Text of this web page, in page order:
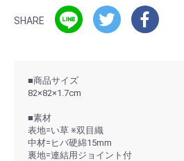
SHARE
■商品サイズ
82×82×1.7cm
■素材
表地=い草 ※双目織
中材=ヒバ硬綿15mm
裏地=連結用ジョイント付